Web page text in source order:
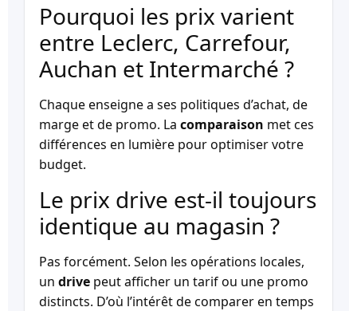
Pourquoi les prix varient
entre Leclerc, Carrefour,
Auchan et Intermarché ?
Chaque enseigne a ses politiques d’achat, de
marge et de promo. La comparaison met ces
différences en lumière pour optimiser votre
budget.
Le prix drive est-il toujours
identique au magasin ?
Pas forcément. Selon les opérations locales,
un drive peut afficher un tarif ou une promo
distincts. D’où l’intérêt de comparer en temps